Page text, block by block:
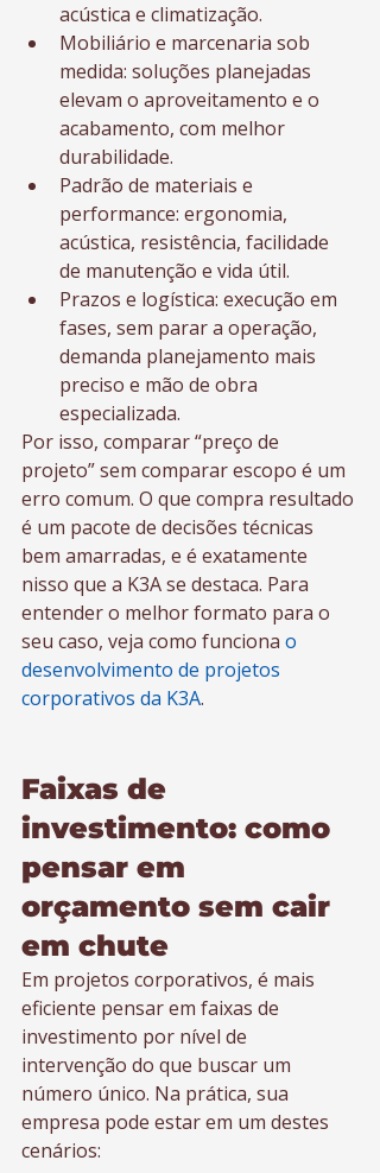
acústica e climatização.
Mobiliário e marcenaria sob
medida: soluções planejadas
elevam o aproveitamento e o
acabamento, com melhor
durabilidade.
Padrão de materiais e
performance: ergonomia,
acústica, resistência, facilidade
de manutenção e vida útil.
Prazos e logística: execução em
fases, sem parar a operação,
demanda planejamento mais
preciso e mão de obra
especializada.
Por isso, comparar “preço de
projeto” sem comparar escopo é um
erro comum. O que compra resultado
é um pacote de decisões técnicas
bem amarradas, e é exatamente
nisso que a K3A se destaca. Para
entender o melhor formato para o
seu caso, veja como funciona o
desenvolvimento de projetos
corporativos da K3A.
Faixas de
investimento: como
pensar em
orçamento sem cair
em chute
Em projetos corporativos, é mais
eficiente pensar em faixas de
investimento por nível de
intervenção do que buscar um
número único. Na prática, sua
empresa pode estar em um destes
cenários: